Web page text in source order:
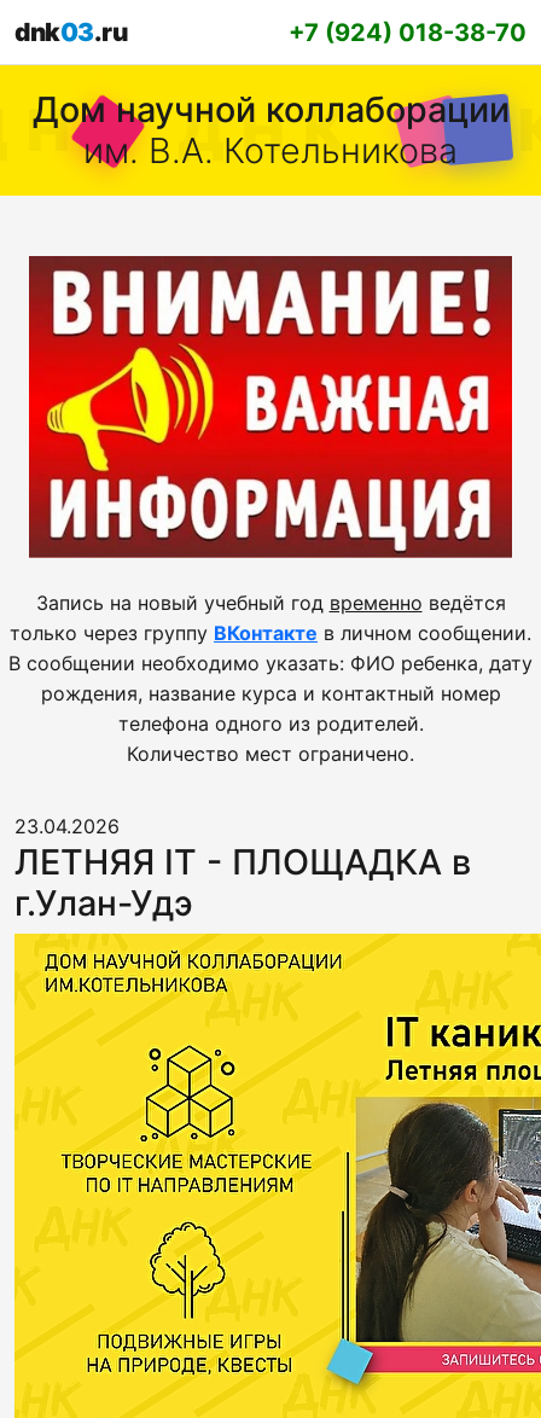
dnk03.ru +7 (924) 018-38-70
Дом научной коллаборации
им. В.А. Котельникова
Запись на новый учебный год временно ведётся
только через группу ВКонтакте в личном сообщении.
В сообщении необходимо указать: ФИО ребенка, дату
рождения, название курса и контактный номер
телефона одного из родителей.
Количество мест ограничено.
23.04.2026
ЛЕТНЯЯ IT - ПЛОЩАДКА в
г.Улан-Удэ